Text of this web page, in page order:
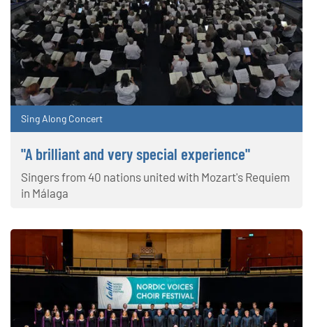
Sing Along Concert
"A brilliant and very special experience"
Singers from 40 nations united with Mozart's Requiem
in Málaga